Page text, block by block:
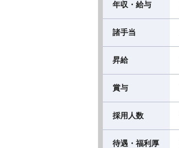
年収・給与
諸手当
昇給
賞与
採用人数
待遇・福利厚